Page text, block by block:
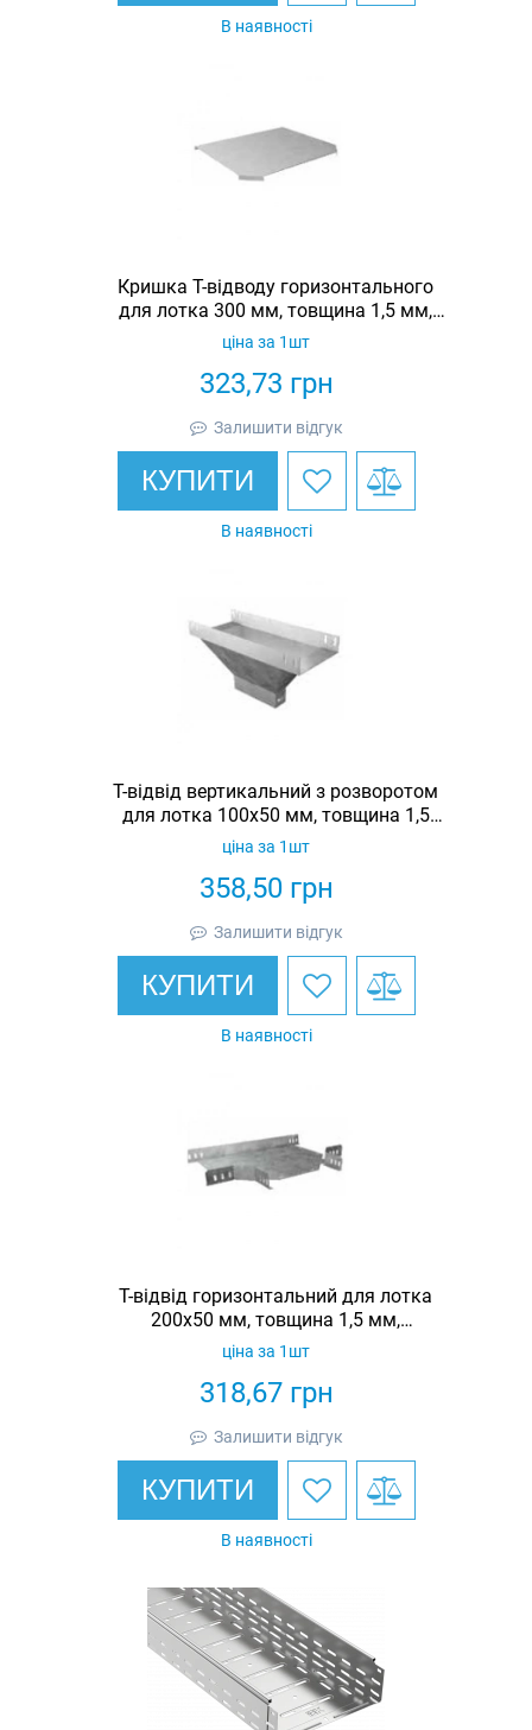
В наявності
Кришка Т-відводу горизонтального
для лотка 300 мм, товщина 1,5 мм,
гарячеоцинкована, Eurotray
323,73 грн
ціна за 1шт
Залишити відгук
КУПИТИ
В наявності
Т-відвід вертикальний з розворотом
для лотка 100х50 мм, товщина 1,5
мм, гарячеоцинкований, Eurotray
358,50грн
ціна за 1шт
Залишити відгук
КУПИТИ
В наявності
Т-відвід горизонтальний для лотка
200х50 мм, товщина 1,5 мм,
гарячеоцинкований, Eurotray
318,67грн
ціна за 1шт
Залишити відгук
КУПИТИ
В наявності